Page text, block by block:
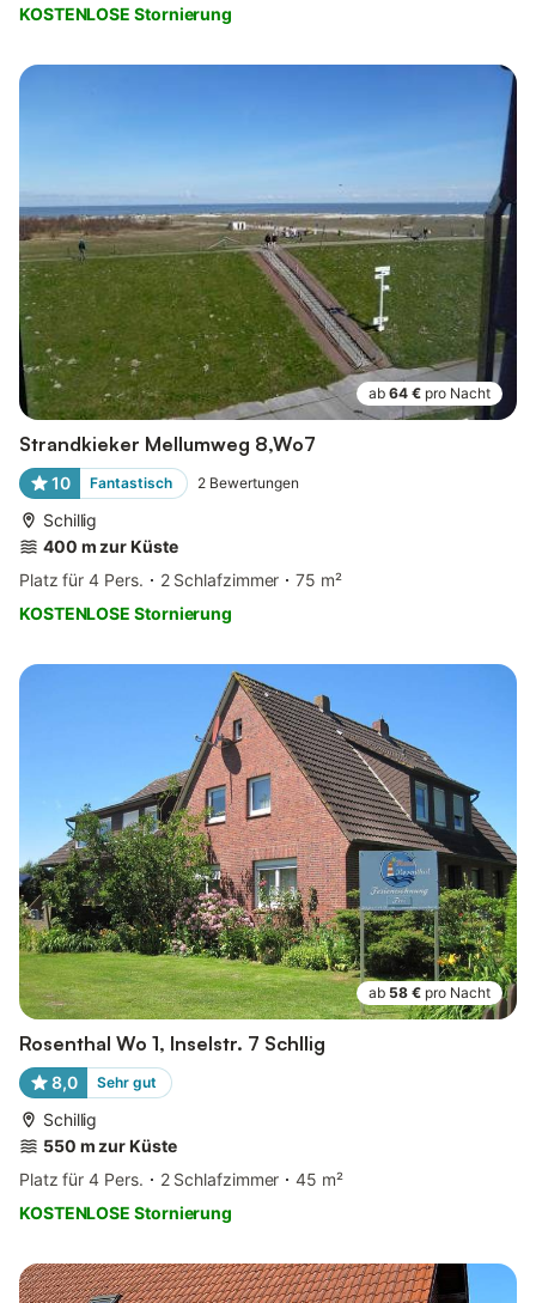
KOSTENLOSE Stornierung
ab 64 € pro Nacht
Strandkieker Mellumweg 8,Wo7
10 Fantastisch 2 Bewertungen
Schillig
400 m zur Küste
Platz für 4 Pers.
2 Schlafzimmer
75 m²
KOSTENLOSE Stornierung
ab 58 € pro Nacht
Rosenthal Wo 1, Inselstr. 7 Schllig
8,0 Sehr gut
Schillig
550 m zur Küste
Platz für 4 Pers.
2 Schlafzimmer
45 m²
KOSTENLOSE Stornierung